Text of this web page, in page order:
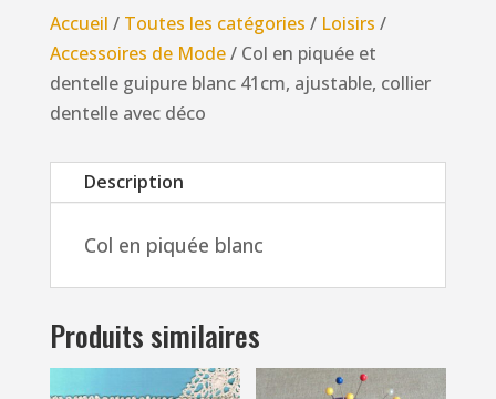
en
piquée
et
dentelle
blanc
41cm,
collier
dentelle
déco
Accueil / Toutes les catégories / Loisirs /
Accessoires de Mode/ Col en piquée et
dentelle guipure blanc 41cm, ajustable, collier
dentelle avec déco
Description
Col en piquée blanc
Produits similaires